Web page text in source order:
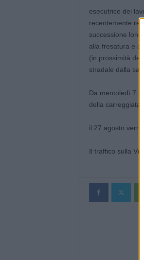
esecutrice dei
recentemente
successione
alla fresatura e
(in prossimità
stradale dalla
Da mercoledì 7
della carreggiata;
il 27 agosto
Il traffico sulla